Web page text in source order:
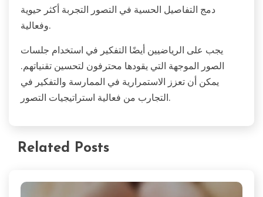
دمج التفاصيل الحسية في التصور التجربة أكثر حيوية
وفعالية.
يجب على الرياضيين أيضًا التفكير في استخدام جلسات
الصور الموجهة التي يقودها محترفون لتحسين تقنياتهم.
يمكن أن تعزز الاستمرارية في الممارسة والتفكير في
التجارب من فعالية استراتيجيات التصور.
Related Posts